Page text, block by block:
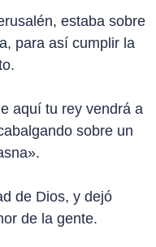
estaba sobre
para así cumplir la
aquí tu rey vendrá a
sobre un
de Dios, y dejó
de la gente.